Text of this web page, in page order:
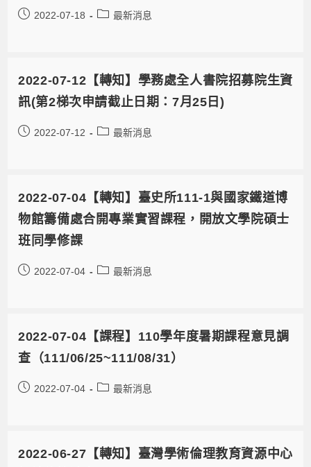
2022-07-18 最新消息
2022-07-12【轉知】學務處全人書院招募院生資
訊(第2梯次申請截止日期：7月25日)
2022-07-12 最新消息
2022-07-04【轉知】臺史所111-1與國家鐵道博
物館籌備處合開專業實習課程，開放文學院碩士
班同學修課
2022-07-04 最新消息
2022-07-04【課程】110學年度暑期課程意見調
查（111/06/25~111/08/31）
2022-07-04 最新消息
2022-06-27【轉知】臺灣學術倫理教育資源中心